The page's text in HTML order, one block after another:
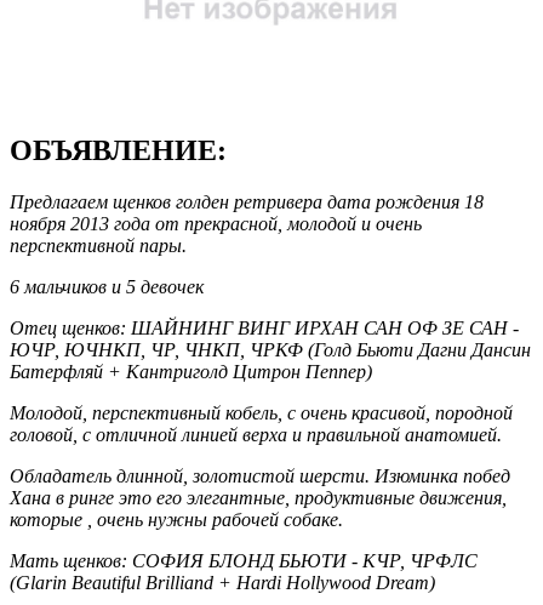
ОБЪЯВЛЕНИЕ:
Предлагаем щенков голден ретривера дата рождения 18
ноября 2013 года от прекрасной, молодой и очень
перспективной пары.
6 мальчиков и 5 девочек
Отец щенков: ШАЙНИНГ ВИНГ ИРХАН САН ОФ ЗЕ САН -
ЮЧР, ЮЧНКП, ЧР, ЧНКП, ЧРКФ (Голд Бьюти Дагни Дансин
Батерфляй + Кантриголд Цитрон Пеппер)
Молодой, перспективный кобель, с очень красивой, породной
головой, с отличной линией верха и правильной анатомией.
Обладатель длинной, золотистой шерсти. Изюминка побед
Хана в ринге это его элегантные, продуктивные движения,
которые , очень нужны рабочей собаке.
Мать щенков: СОФИЯ БЛОНД БЬЮТИ - КЧР, ЧРФЛС
(Glarin Beautiful Brilliand + Hardi Hollywood Dream)